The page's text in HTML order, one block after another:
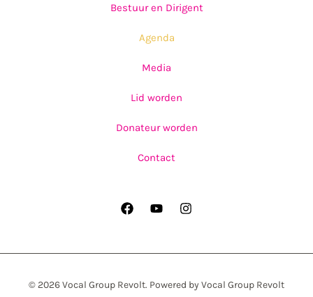
Bestuur en Dirigent
Agenda
Media
Lid worden
Donateur worden
Contact
© 2026 Vocal Group Revolt. Powered by Vocal Group Revolt